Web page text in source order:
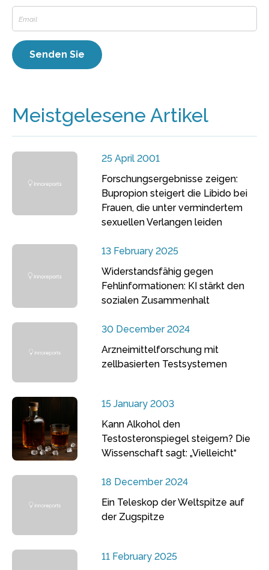
Meistgelesene Artikel
25 April 2001
Forschungsergebnisse zeigen:
Bupropion steigert die Libido bei
Frauen, die unter vermindertem
sexuellen Verlangen leiden
13 February 2025
Widerstandsfähig gegen
Fehlinformationen: KI stärkt den
sozialen Zusammenhalt
30 December 2024
Arzneimittelforschung mit
zellbasierten Testsystemen
15 January 2003
Kann Alkohol den
Testosteronspiegel steigern? Die
Wissenschaft sagt: „Vielleicht“
18 December 2024
Ein Teleskop der Weltspitze auf
der Zugspitze
11 February 2025